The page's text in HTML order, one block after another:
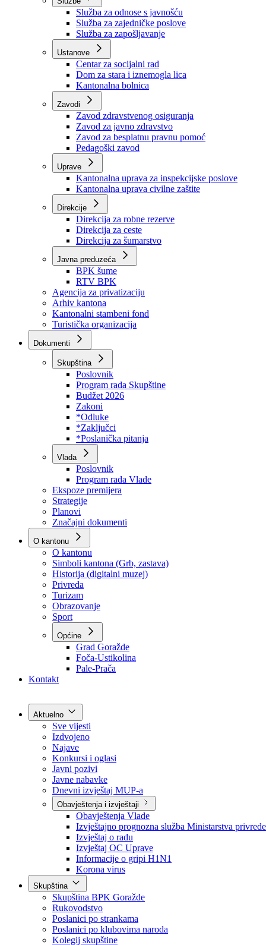
Organizacije
Službe
Služba za odnose s javnošću
Služba za zajedničke poslove
Služba za zapošljavanje
Ustanove
Centar za socijalni rad
Dom za stara i iznemogla lica
Kantonalna bolnica
Zavodi
Zavod zdravstvenog osiguranja
Zavod za javno zdravstvo
Zavod za besplatnu pravnu pomoć
Pedagoški zavod
Kantonalna uprava za inspekcijske poslove
Kantonalna uprava civilne zaštite
Direkcije
Direkcija za robne rezerve
Direkcija za ceste
Direkcija za šumarstvo
Javna preduzeća
BPK šume
RTV BPK
Agencija za privatizaciju
Arhiv kantona
Kantonalni stambeni fond
Turistička organizacija
Dokumenti
Skupština
Poslovnik
Program rada Skupštine
Budžet 2026
Zakoni
*Odluke
*Zaključci
*Poslanička pitanja
Vlada
Poslovnik
Program rada Vlade
Ekspoze premijera
Strategije
Planovi
Značajni dokumenti
O kantonu
O kantonu
Simboli kantona (Grb, zastava)
Historija (digitalni muzej)
Privreda
Turizam
Obrazovanje
Sport
Općine
Kontakt
Aktuelno
Sve vijesti
Izdvojeno
Najave
Konkursi i oglasi
Javni pozivi
Javne nabavke
Dnevni izvještaj MUP-a
Obavještenja i izvještaji
Obavještenja Vlade
Izvještajno prognozna služba Ministarstva privrede
Izvještaj o radu
Izvještaj OC Uprave
Informacije o gripi H1N1
Korona virus
Skupština
Skupština BPK Goražde
Rukovodstvo